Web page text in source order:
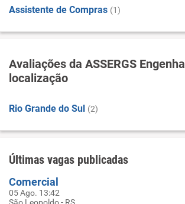
Assistente de Compras (1)
Avaliações da ASSERGS
localização
Rio Grande do Sul (2)
Últimas vagas publicadas
Comercial
05 Ago. 13:42